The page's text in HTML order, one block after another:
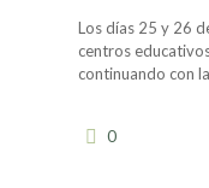
Los días 25 y 26
centros
continuando con
0